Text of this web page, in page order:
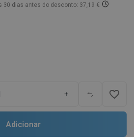
30 dias antes do desconto: 37,19 €
+ favorite_border
Adicionar